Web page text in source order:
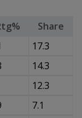
Share
17.3
14.3
12.3
7.1